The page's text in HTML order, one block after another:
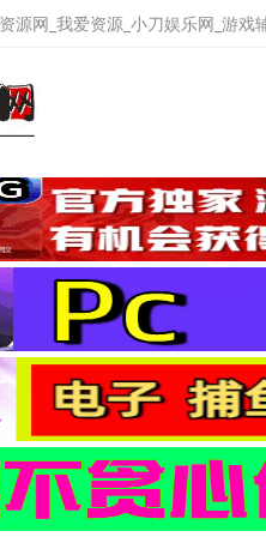
源网_我爱资源_小刀娱乐网_游戏